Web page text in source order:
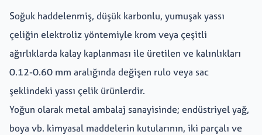
Tedarikçi İlişkileri
Sürdürülebilirlik
Kariyer +
Soğuk haddelenmiş, düşük karbonlu, yumuşak yassı
çeliğin elektroliz yöntemiyle krom veya çeşitli
ağırlıklarda kalay kaplanması ile üretilen ve kalınlıkları
0.12-0.60 mm aralığında değişen rulo veya sac
şeklindeki yassı çelik ürünlerdir.
Yoğun olarak metal ambalaj sanayisinde; endüstriyel yağ,
boya vb. kimyasal maddelerin kutularının, iki parçalı ve